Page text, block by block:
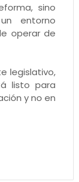
sino
entorno
operar de
legislativo,
listo para
y no en